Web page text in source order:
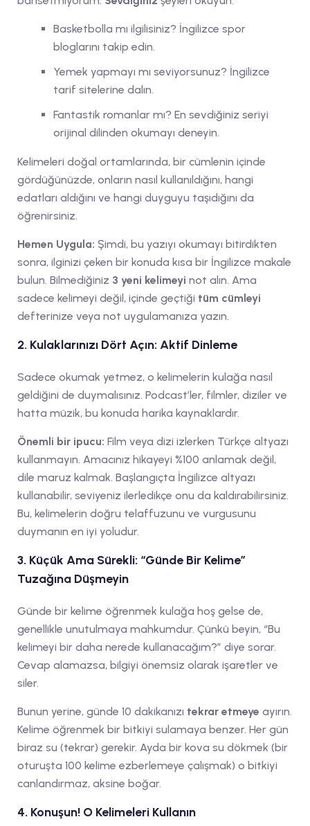
Basketbolla mı ilgilisiniz? İngilizce spor
bloglarını takip edin.
Yemek yapmayı mı seviyorsunuz? İngilizce
tarif sitelerine dalın.
Fantastik romanlar mı? En sevdiğiniz seriyi
orijinal dilinden okumayı deneyin.
Kelimeleri doğal ortamlarında, bir cümlenin içinde
gördüğünüzde, onların nasıl kullanıldığını, hangi
edatları aldığını ve hangi duyguyu taşıdığını da
öğrenirsiniz.
Hemen Uygula: Şimdi, bu yazıyı okumayı bitirdikten
sonra, ilginizi çeken bir konuda kısa bir İngilizce makale
bulun. Bilmediğiniz 3 yeni kelimeyi not alın. Ama
sadece kelimeyi değil, içinde geçtiği tüm cümleyi
defterinize veya not uygulamanıza yazın.
2. Kulaklarınızı Dört Açın: Aktif Dinleme
Sadece okumak yetmez, o kelimelerin kulağa nasıl
geldiğini de duymalısınız. Podcast’ler, filmler, diziler ve
hatta müzik, bu konuda harika kaynaklardır.
Önemli bir ipucu: Film veya dizi izlerken Türkçe altyazı
kullanmayın. Amacınız hikayeyi %100 anlamak değil,
dile maruz kalmak. Başlangıçta İngilizce altyazı
kullanabilir, seviyeniz ilerledikçe onu da kaldırabilirsiniz.
Bu, kelimelerin doğru telaffuzunu ve vurgusunu
duymanın en iyi yoludur.
3. Küçük Ama Sürekli: “Günde Bir Kelime”
Tuzağına Düşmeyin
Günde bir kelime öğrenmek kulağa hoş gelse de,
genellikle unutulmaya mahkumdur. Çünkü beyin, “Bu
kelimeyi bir daha nerede kullanacağım?” diye sorar.
Cevap alamazsa, bilgiyi önemsiz olarak işaretler ve
siler.
Bunun yerine, günde 10 dakikanızı tekrar etmeye ayırın.
Kelime öğrenmek bir bitkiyi sulamaya benzer. Her gün
biraz su (tekrar) gerekir. Ayda bir kova su dökmek (bir
oturuşta 100 kelime ezberlemeye çalışmak) o bitkiyi
canlandırmaz, aksine boğar.
4. Konuşun! O Kelimeleri Kullanın